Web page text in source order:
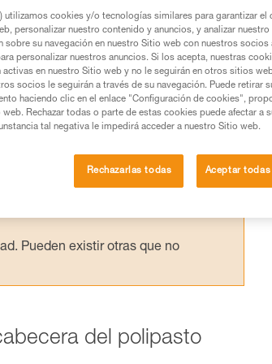
teórica de un polipasto y la
realizados en el laboratorio
en este consejo antes de
técnica para poder comprender
específico. Confirme a
solo y con total seguridad,
Pueden existir otras que no
del polipasto
utilizamos cookies y/o tecnologías similares para garantizar el
personalizar nuestro contenido y anuncios, y analizar
sobre su navegación en nuestro Sitio web con nuestros socios
personalizar nuestros anuncios. Si los acepta, nuestras
en nuestro Sitio web y no le seguirán en otros sitios
socios le seguirán a través de su navegación. Puede retirar
haciendo clic en el enlace "Configuración de cookies",
Rechazar todas o parte de estas cookies puede afectar a
tal negativa le impedirá acceder a nuestro Sitio web.
Rechazarlas todas Aceptar